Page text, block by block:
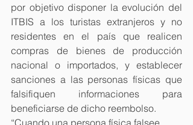
por objetivo disponer la evolución del
ITBIS a los turistas extranjeros y no
residentes en el país que realicen
compras de bienes de producción
nacional o importados, y establecer
sanciones a las personas físicas que
falsifiquen informaciones para
beneficiarse de dicho reembolso.